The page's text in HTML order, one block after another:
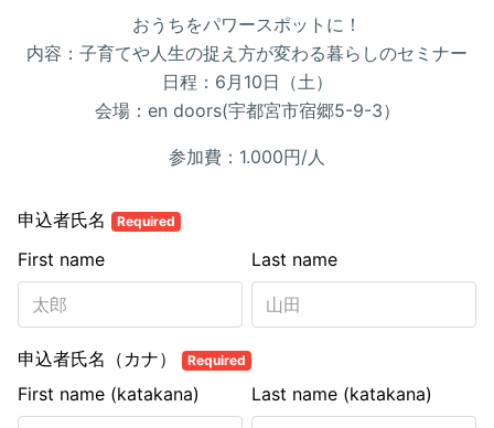
おうちをパワースポットに！
内容：子育てや人生の捉え方が変わる暮らしのセミナー
日程：6月10日（土）
会場：en doors(宇都宮市宿郷5-9-3）
参加費：1.000円/人
申込者氏名 Required
Last name
First name
申込者氏名（カナ） Required
Last name (katakana)
First name (katakana)